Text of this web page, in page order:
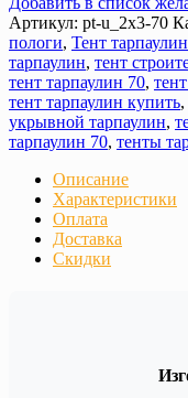
Артикул: pt-u_2х3-70
пологи, Тент
тарпаулин, тент
тент тарпаулин 70,
тент тарпаулин купить,
укрывной тарпаулин,
тарпаулин 70, тенты
Описание
Характеристики
Оплата
Доставка
Скидки